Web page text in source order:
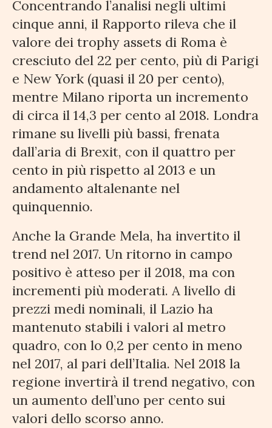
Concentrando l’analisi negli ultimi
cinque anni, il Rapporto rileva che il
valore dei trophy assets di Roma è
cresciuto del 22 per cento, più di Parigi
e New York (quasi il 20 per cento),
mentre Milano riporta un incremento
di circa il 14,3 per cento al 2018. Londra
rimane su livelli più bassi, frenata
dall’aria di Brexit, con il quattro per
cento in più rispetto al 2013 e un
andamento altalenante nel
quinquennio.
Anche la Grande Mela, ha invertito il
trend nel 2017. Un ritorno in campo
positivo è atteso per il 2018, ma con
incrementi più moderati. A livello di
prezzi medi nominali, il Lazio ha
mantenuto stabili i valori al metro
quadro, con lo 0,2 per cento in meno
nel 2017, al pari dell’Italia. Nel 2018 la
regione invertirà il trend negativo, con
un aumento dell’uno per cento sui
valori dello scorso anno.